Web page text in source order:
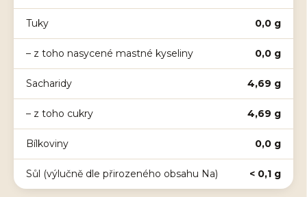
Tuky 0,0 g
– z toho nasycené mastné kyseliny 0,0 g
Sacharidy 4,69 g
– z toho cukry 4,69 g
Bílkoviny 0,0 g
Sůl (výlučně dle přirozeného obsahu Na) < 0,1 g